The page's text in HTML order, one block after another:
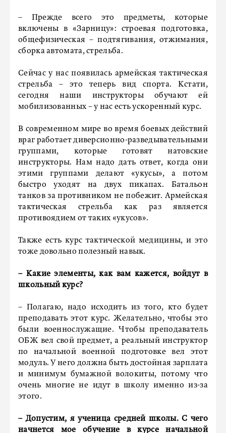
– Прежде всего это предметы, которые
включены в «Зарницу»: строевая подготовка,
общефизическая – подтягивания, отжимания,
сборка автомата, стрельба.
Сейчас у нас появилась армейская тактическая
стрельба – это теперь вид спорта. Кстати,
сегодня наши инструкторы обучают ей
мобилизованных – у нас есть ускоренный курс.
В современном мире во время боевых действий
враг работает диверсионно-разведывательными
группами, которые готовят натовские
инструкторы. Нам надо дать ответ, когда они
этими группами делают «укусы», а потом
быстро уходят на двух пикапах. Батальон
танков за противником не побежит. Армейская
тактическая стрельба как раз является
противоядием от таких «укусов».
Также есть курс тактической медицины, и это
тоже довольно полезный навык.
– Какие элементы, как вам кажется, войдут в
школьный курс?
– Полагаю, надо исходить из того, кто будет
преподавать этот курс. Желательно, чтобы это
были военнослужащие. Чтобы преподаватель
ОБЖ вел свой предмет, а реальный инструктор
по начальной военной подготовке вел этот
модуль. У него должна быть достойная зарплата
и минимум бумажной волокиты, потому что
очень многие не идут в школу именно из-за
этого.
– Допустим, я ученица средней школы. С чего
начнется мое обучение в курсе начальной